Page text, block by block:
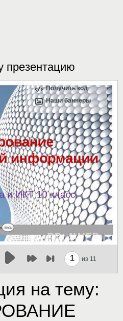
презентацию
Получить код
Наши баннеры
1 из 11
на тему: